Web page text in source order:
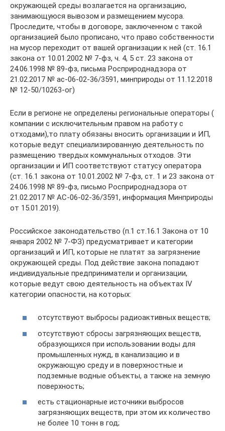
окружающей среды возлагается на организацию,
занимающуюся вывозом и размещением мусора.
Проследите, чтобы в договоре, заключенном с такой
организацией было прописано, что право собственности
на мусор переходит от вашей организации к ней (ст. 16.1
закона от 10.01.2002 № 7-фз, ч. 4, 5 ст. 23 закона от
24.06.1998 № 89-фз, письма Росприроднадзора от
21.02.2017 № ас-06-02-36/3591, минприроды от 11.12.2018
№ 12-50/10263-ог)
Если в регионе не определены региональные операторы (
компании с исключительным правом на работу с
отходами),то плату обязаны вносить организации и ИП,
которые ведут специализированную деятельность по
размещению твердых коммунальных отходов. Эти
организации и ИП соответствуют статусу оператора
(ст. 16.1 закона от 10.01.2002 № 7-фз, ст. 1 и 23 закона от
24.06.1998 № 89-фз, письмо Росприроднадзора от
21.02.2017 № АС-06-02-36/3591, информация Минприроды
от 15.01.2019).
Российское законодательство (п.1 ст.16.1 Закона от 10
января 2002 № 7-ФЗ) предусматривает и категории
организаций и ИП, которые не платят за загрязнение
окружающей среды. Под действие закона попадают
индивидуальные предприниматели и организации,
которые ведут свою деятельность на объектах IV
категории опасности, на которых:
отсутствуют выбросы радиоактивных веществ;
отсутствуют сбросы загрязняющих веществ,
образующихся при использовании воды для
промышленных нужд, в канализацию и в
окружающую среду и в поверхностные и
подземные водные объекты, а также на земную
поверхность;
есть стационарные источники выбросов
загрязняющих веществ, при этом их количество
не более 10 тонн в год;